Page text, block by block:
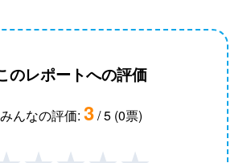
のレポートへの評価
みんなの評価: 3/ 5 (0票)